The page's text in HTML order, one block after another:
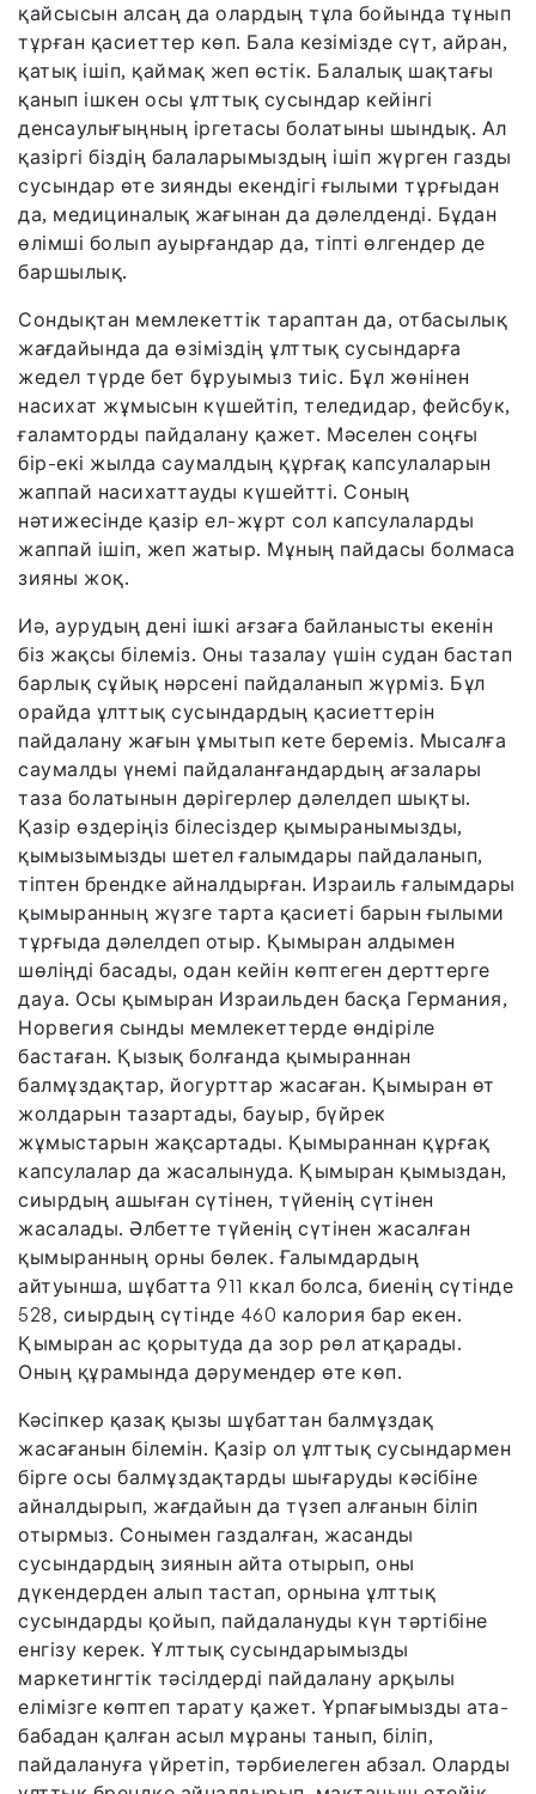
қайсысын алсаң да олардың тұла бойында тұнып
тұрған қасиеттер көп. Бала кезімізде сүт, айран,
қатық ішіп, қаймақ жеп өстік. Балалық шақтағы
қанып ішкен осы ұлттық сусындар кейінгі
денсаулығыңның іргетасы болатыны шындық. Ал
қазіргі біздің балаларымыздың ішіп жүрген газды
сусындар өте зиянды екендігі ғылыми тұрғыдан
да, медициналық жағынан да дәлелденді. Бұдан
өлімші болып ауырғандар да, тіпті өлгендер де
баршылық.
Сондықтан мемлекеттік тараптан да, отбасылық
жағдайында да өзіміздің ұлттық сусындарға
жедел түрде бет бұруымыз тиіс. Бұл жөнінен
насихат жұмысын күшейтіп, теледидар, фейсбук,
ғаламторды пайдалану қажет. Мәселен соңғы
бір-екі жылда саумалдың құрғақ капсулаларын
жаппай насихаттауды күшейтті. Соның
нәтижесінде қазір ел-жұрт сол капсулаларды
жаппай ішіп, жеп жатыр. Мұның пайдасы болмаса
зияны жоқ.
Иә, аурудың дені ішкі ағзаға байланысты екенін
біз жақсы білеміз. Оны тазалау үшін судан бастап
барлық сұйық нәрсені пайдаланып жүрміз. Бұл
орайда ұлттық сусындардың қасиеттерін
пайдалану жағын ұмытып кете береміз. Мысалға
саумалды үнемі пайдаланғандардың ағзалары
таза болатынын дәрігерлер дәлелдеп шықты.
Қазір өздеріңіз білесіздер қымыранымызды,
қымызымызды шетел ғалымдары пайдаланып,
тіптен брендке айналдырған. Израиль ғалымдары
қымыранның жүзге тарта қасиеті барын ғылыми
тұрғыда дәлелдеп отыр. Қымыран алдымен
шөліңді басады, одан кейін көптеген дерттерге
дауа. Осы қымыран Израильден басқа Германия,
Норвегия сынды мемлекеттерде өндіріле
бастаған. Қызық болғанда қымыраннан
балмұздақтар, йогурттар жасаған. Қымыран өт
жолдарын тазартады, бауыр, бүйрек
жұмыстарын жақсартады. Қымыраннан құрғақ
капсулалар да жасалынуда. Қымыран қымыздан,
сиырдың ашыған сүтінен, түйенің сүтінен
жасалады. Әлбетте түйенің сүтінен жасалған
қымыранның орны бөлек. Ғалымдардың
айтуынша, шұбатта 911 ккал болса, биенің сүтінде
528, сиырдың сүтінде 460 калория бар екен.
Қымыран ас қорытуда да зор рөл атқарады.
Оның құрамында дәрумендер өте көп.
Кәсіпкер қазақ қызы шұбаттан балмұздақ
жасағанын білемін. Қазір ол ұлттық сусындармен
бірге осы балмұздақтарды шығаруды кәсібіне
айналдырып, жағдайын да түзеп алғанын біліп
отырмыз. Сонымен газдалған, жасанды
сусындардың зиянын айта отырып, оны
дүкендерден алып тастап, орнына ұлттық
сусындарды қойып, пайдалануды күн тәртібіне
енгізу керек. Ұлттық сусындарымызды
маркетингтік тәсілдерді пайдалану арқылы
елімізге көптеп тарату қажет. Ұрпағымызды ата-
бабадан қалған асыл мұраны танып, біліп,
пайдалануға үйретіп, тәрбиелеген абзал. Оларды